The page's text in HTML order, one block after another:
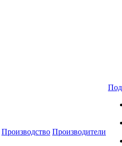
Производство Производители